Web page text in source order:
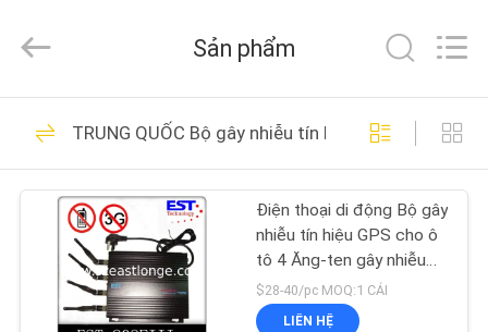
TRANG
CHỦ
PHẨM
CO.,LTD.
Reserved.
Bộ gây nhiễu tín hiệu
điện thoại di động
161
Sản phẩm
TRUNG QUỐC Bộ gây nhiễu tín hiệu GPS
Điện thoại di động Bộ gây
nhiễu tín hiệu GPS cho ô
tô 4 Ăng-ten gây nhiễu
phạm vi 1-20m
$28-40/pc MOQ:1 CÁI
LIÊN HỆ